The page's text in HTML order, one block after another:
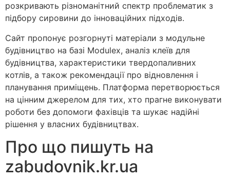
розкривають різноманітний спектр проблематик з
підбору сировини до інноваційних підходів.
Сайт пропонує розгорнуті матеріали з модульне
будівництво на базі Modulex, аналіз клеїв для
будівництва, характеристики твердопаливних
котлів, а також рекомендації про відновлення і
планування приміщень. Платформа перетворюється
на цінним джерелом для тих, хто прагне виконувати
роботи без допомоги фахівців та шукає надійні
рішення у власних будівництвах.
Про що пишуть на
zabudovnik.kr.ua